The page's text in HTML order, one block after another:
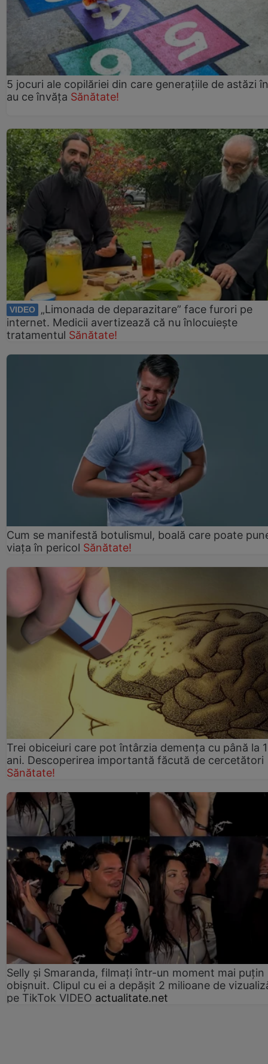
5 jocuri ale copilăriei din care generațiile de astăzi
au ce învăța Sănătate!
VIDEO
„Limonada de deparazitare” face furori pe
internet. Medicii avertizează că nu înlocuiește
tratamentul Sănătate!
Cum se manifestă botulismul, boală care poate
viaţa în pericol Sănătate!
Trei obiceiuri care pot întârzia demența cu până la
ani. Descoperirea importantă făcută de cercetători
Sănătate!
Selly și Smaranda, filmați într-un moment mai puțin
obișnuit. Clipul cu ei a depășit 2 milioane de
pe TikTok VIDEO actualitate.net